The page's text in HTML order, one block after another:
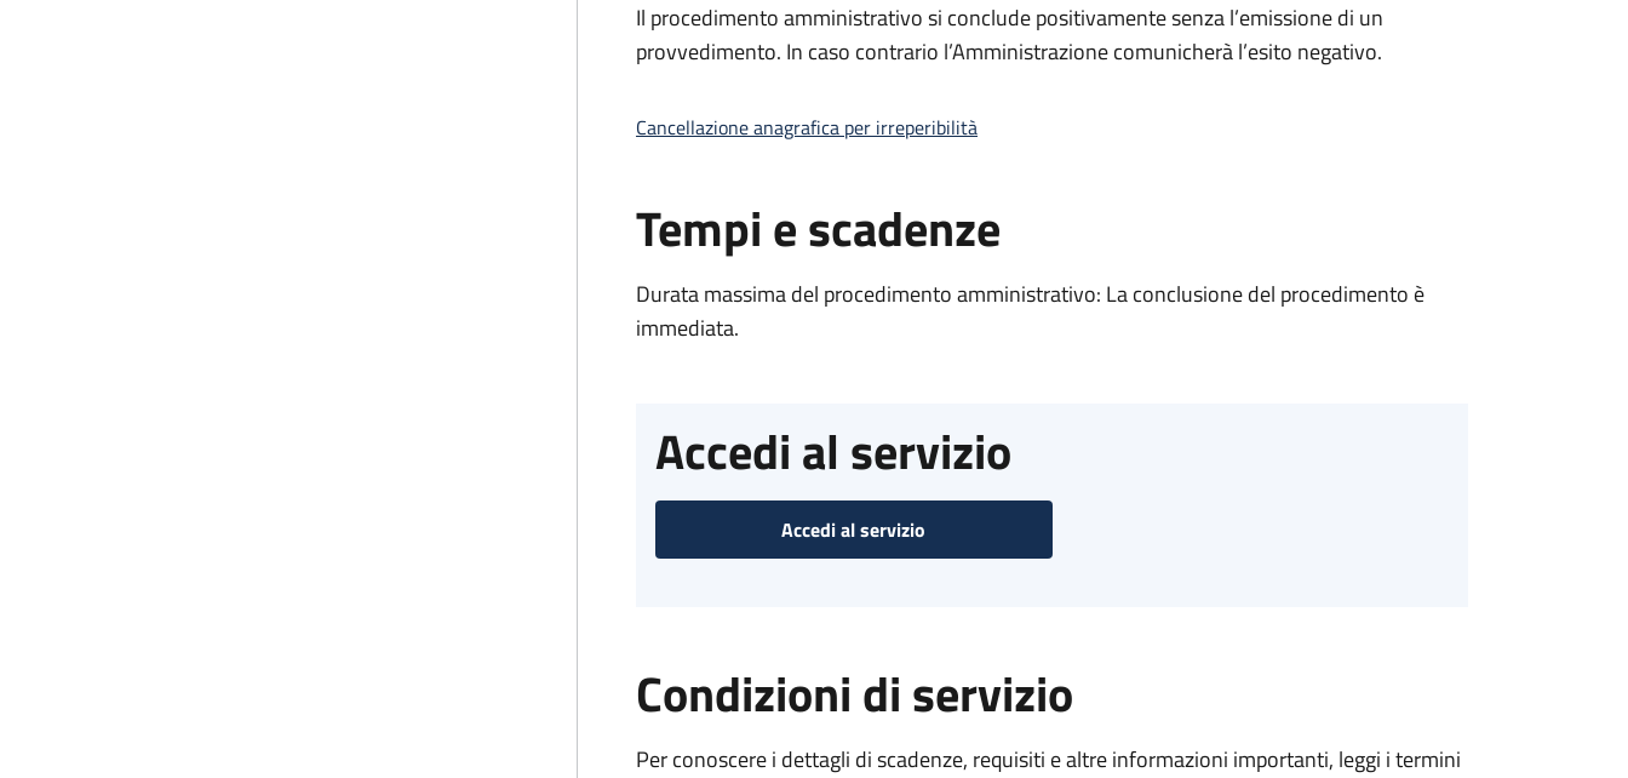
Il procedimento amministrativo si conclude positivamente senza l’emissione di un
provvedimento. In caso contrario l’Amministrazione comunicherà l’esito negativo.
Cancellazione anagrafica per irreperibilità
Tempi e scadenze
Durata massima del procedimento amministrativo: La conclusione del procedimento è
immediata.
Accedi al servizio
Accedi al servizio
Condizioni di servizio
Per conoscere i dettagli di scadenze, requisiti e altre informazioni importanti, leggi i termini